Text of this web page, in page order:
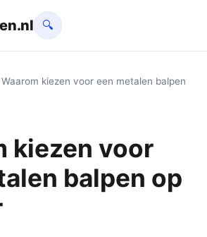
🔍
Waarom kiezen voor een metalen balpen
kiezen voor
balpen op